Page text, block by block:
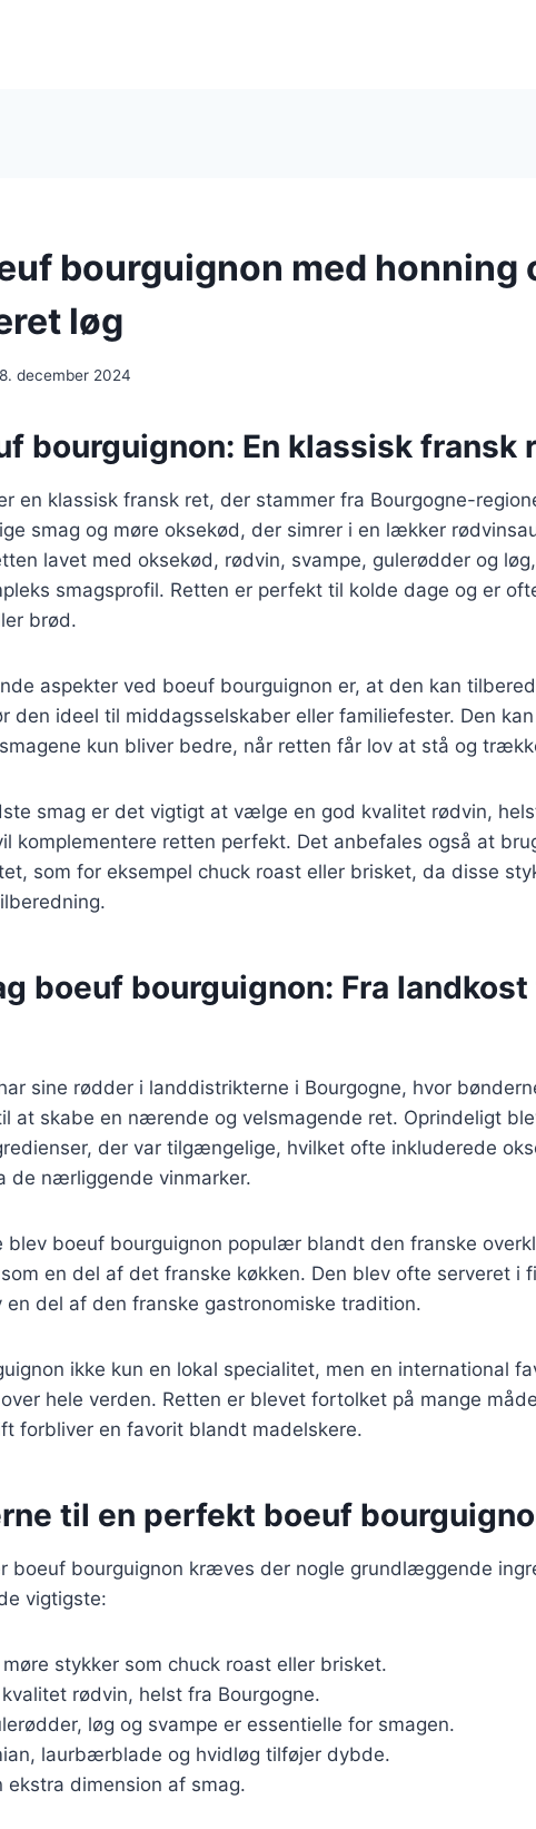
bourguignon med honning
løg
8. december 2024
bourguignon: En klassisk fransk
en klassisk fransk ret, der stammer fra Bourgogne-
smag og møre oksekød, der simrer i en lækker
lavet med oksekød, rødvin, svampe, gulerødder og
smagsprofil. Retten er perfekt til kolde dage og er
brød.
aspekter ved boeuf bourguignon er, at den kan
den ideel til middagsselskaber eller familiefester. Den
kun bliver bedre, når retten får lov at stå og
smag er det vigtigt at vælge en god kvalitet rødvin,
komplementere retten perfekt. Det anbefales også at
som for eksempel chuck roast eller brisket, da disse
boeuf bourguignon: Fra
sine rødder i landdistrikterne i Bourgogne, hvor
at skabe en nærende og velsmagende ret. Oprindeligt
der var tilgængelige, hvilket ofte inkluderede
de nærliggende vinmarker.
blev boeuf bourguignon populær blandt den franske
en del af det franske køkken. Den blev ofte serveret i
en del af den franske gastronomiske tradition.
ikke kun en lokal specialitet, men en international
hele verden. Retten er blevet fortolket på mange
forbliver en favorit blandt madelskere.
til en perfekt boeuf
boeuf bourguignon kræves der nogle grundlæggende
vigtigste:
stykker som chuck roast eller brisket.
rødvin, helst fra Bourgogne.
løg og svampe er essentielle for smagen.
laurbærblade og hvidløg tilføjer dybde.
ekstra dimension af smag.